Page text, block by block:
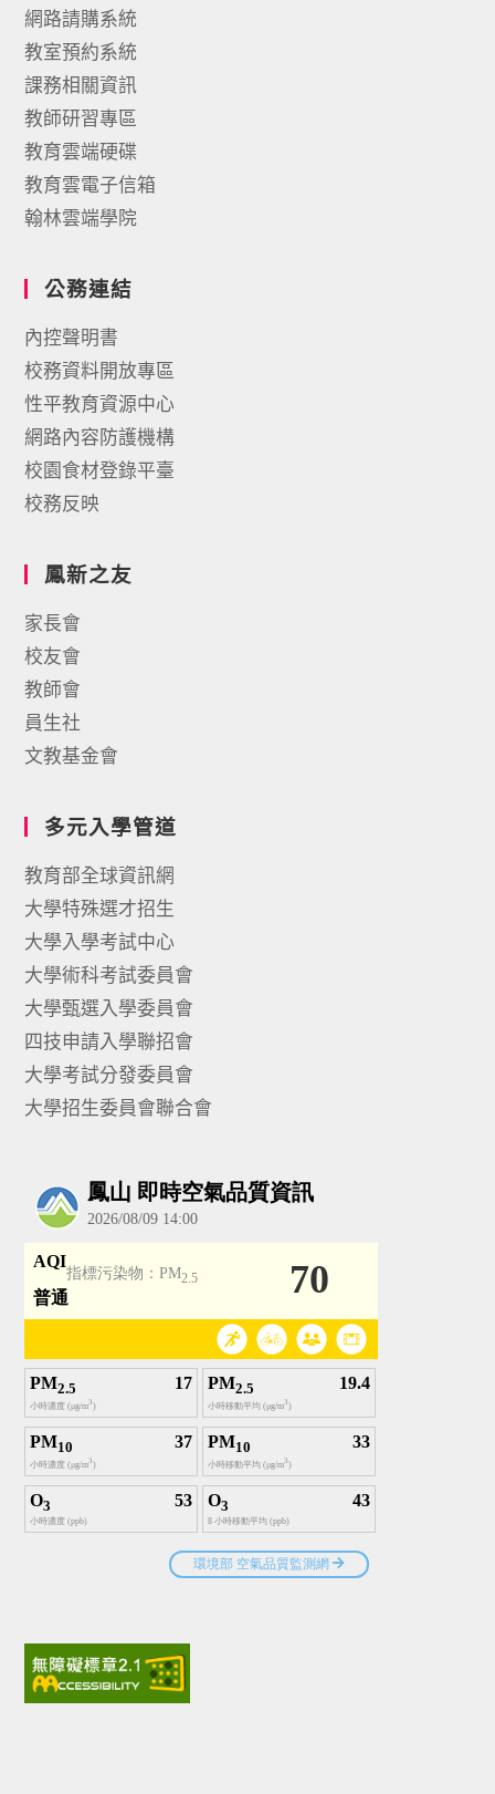
網路請購系統
教室預約系統
課務相關資訊
教師研習專區
教育雲端硬碟
教育雲電子信箱
翰林雲端學院
公務連結
內控聲明書
校務資料開放專區
性平教育資源中心
網路內容防護機構
校園食材登錄平臺
校務反映
鳳新之友
家長會
校友會
教師會
員生社
文教基金會
多元入學管道
教育部全球資訊網
大學特殊選才招生
大學入學考試中心
大學術科考試委員會
大學甄選入學委員會
四技申請入學聯招會
大學考試分發委員會
大學招生委員會聯合會